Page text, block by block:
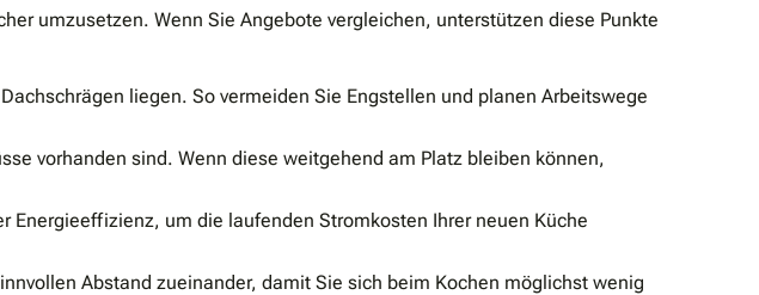
umzusetzen. Wenn Sie Angebote vergleichen, unterstützen diese Punkte
liegen. So vermeiden Sie Engstellen und planen Arbeitswege
vorhanden sind. Wenn diese weitgehend am Platz bleiben können,
Energieeffizienz, um die laufenden Stromkosten Ihrer neuen Küche
Abstand zueinander, damit Sie sich beim Kochen möglichst wenig